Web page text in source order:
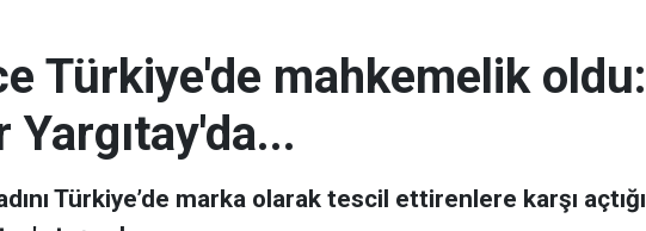
Türkiye'de mahkemelik oldu:
Yargıtay'da...
Türkiye’de marka olarak tescil ettirenlere karşı açtığı